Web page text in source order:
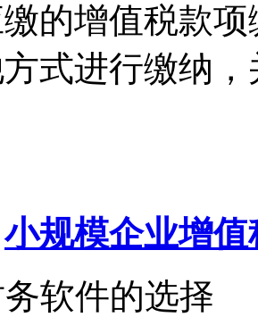
的增值税款
式进行缴纳
小规模企业增
软件的选择